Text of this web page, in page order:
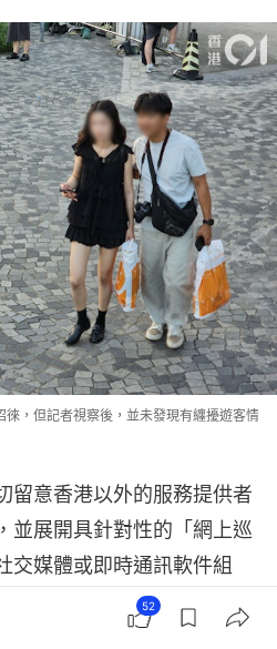
，但記者視察後，並未發現有纏擾遊客情
留意香港以外的服務提供者
並展開具針對性的「網上巡
交媒體或即時通訊軟件組
聘用非法勞工等嚴重罪行，
最近，
52